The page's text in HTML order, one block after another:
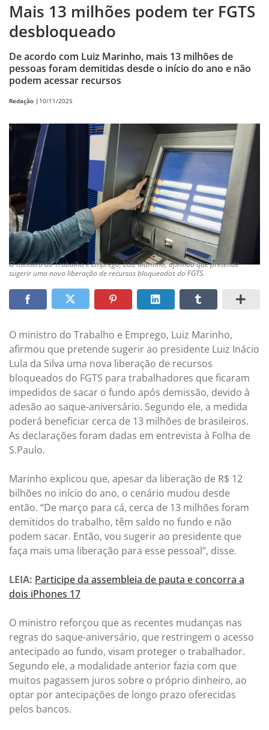
Mais 13 milhões podem ter FGTS
desbloqueado
De acordo com Luiz Marinho, mais 13 milhões de
pessoas foram demitidas desde o início do ano e não
podem acessar recursos
Redação | 10/11/2025
O ministro do Trabalho e Emprego, Luiz Marinho, afirmou que pretende
sugerir uma nova liberação de recursos bloqueados do FGTS.
O ministro do Trabalho e Emprego, Luiz Marinho,
afirmou que pretende sugerir ao presidente Luiz Inácio
Lula da Silva uma nova liberação de recursos
bloqueados do FGTS para trabalhadores que ficaram
impedidos de sacar o fundo após demissão, devido à
adesão ao saque-aniversário. Segundo ele, a medida
poderá beneficiar cerca de 13 milhões de brasileiros.
As declarações foram dadas em entrevista à Folha de
S.Paulo.
Marinho explicou que, apesar da liberação de R$ 12
bilhões no início do ano, o cenário mudou desde
então. “De março para cá, cerca de 13 milhões foram
demitidos do trabalho, têm saldo no fundo e não
podem sacar. Então, vou sugerir ao presidente que
faça mais uma liberação para esse pessoal”, disse.
LEIA: Participe da assembleia de pauta e concorra a
dois iPhones 17
O ministro reforçou que as recentes mudanças nas
regras do saque-aniversário, que restringem o acesso
antecipado ao fundo, visam proteger o trabalhador.
Segundo ele, a modalidade anterior fazia com que
muitos pagassem juros sobre o próprio dinheiro, ao
optar por antecipações de longo prazo oferecidas
pelos bancos.